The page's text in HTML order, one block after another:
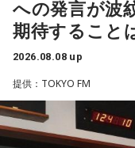
ろう」のコーナーで
によく頑張ったな」と
表彰状”という形で来
て言葉にすることで
りました。
続く「人生の最後に流
への発言が波
期待すること
2026.08.08 up
提供：TOKYO FM